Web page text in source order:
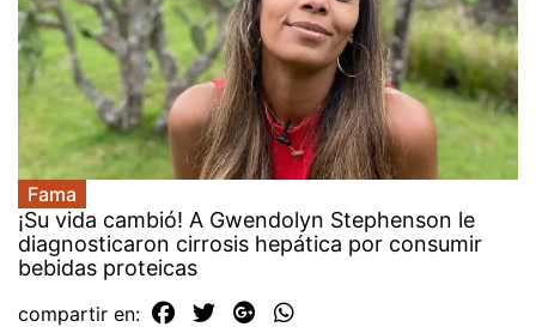
Fama
¡Su vida cambió! A Gwendolyn Stephenson le
diagnosticaron cirrosis hepática por consumir
bebidas proteicas
compartir en: